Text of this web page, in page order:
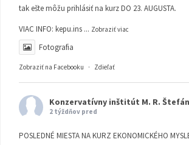
tak ešte môžu prihlásiť na kurz DO 23. AUGUSTA.
VIAC INFO: kepu.ins ... Zobraziť viac
Fotografia
Zobraziť na Facebooku · Zdieľať
Konzervatívny inštitút M. R.
2 týždňov pred
POSLEDNÉ MIESTA NA KURZ EKONOMICKÉHO